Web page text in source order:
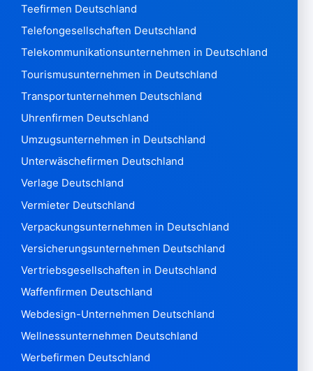
Rumänien 1.153.771
Russische Föderation3,727,055
Samoa Western121
San Marino3.471
Sao Tome & Principe 28
Senegal 1.365
Serbien126.003
Seychellen614
Sierra Leone428
Slowakei 610.810
Slowenien 179.324
Salomonen 81
Somalia267
Südkorea 2.469.477
Südsudan 17
Spanien5,087,915
Teefirmen Deutschland
Telefongesellschaften Deutschland
Telekommunikationsunternehmen in Deutschland
Tourismusunternehmen in Deutschland
Transportunternehmen Deutschland
Uhrenfirmen Deutschland
Umzugsunternehmen in Deutschland
Unterwäschefirmen Deutschland
Verlage Deutschland
Vermieter Deutschland
Verpackungsunternehmen in Deutschland
Versicherungsunternehmen Deutschland
Vertriebsgesellschaften in Deutschland
Waffenfirmen Deutschland
Webdesign-Unternehmen Deutschland
Wellnessunternehmen Deutschland
Werbefirmen Deutschland